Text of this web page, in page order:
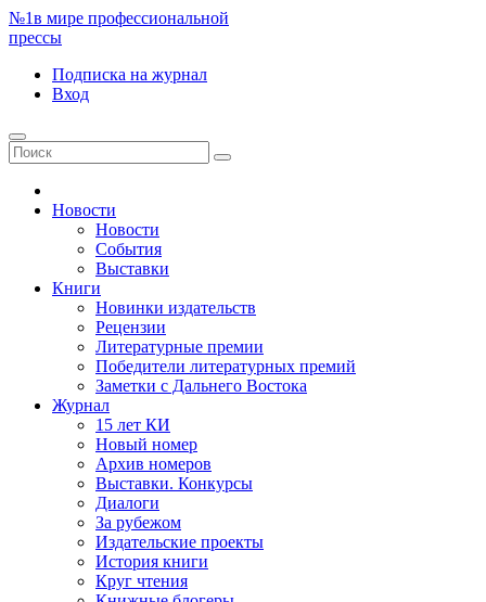
№1в мире профессиональной
прессы
Подписка на журнал
Вход
Новости
Новости
События
Выставки
Книги
Новинки издательств
Рецензии
Литературные премии
Победители литературных премий
Заметки с Дальнего Востока
Журнал
15 лет КИ
Новый номер
Архив номеров
Выставки. Конкурсы
Диалоги
За рубежом
Издательские проекты
История книги
Круг чтения